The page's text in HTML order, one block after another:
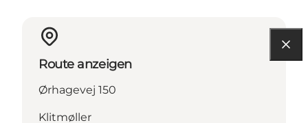
Route anzeigen
Ørhagevej 150
Klitmøller